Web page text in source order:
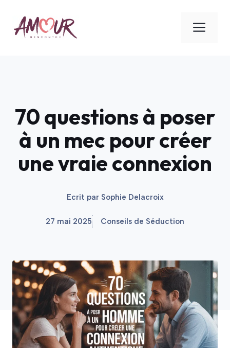
contenu
70 questions à poser
à un mec pour créer
une vraie connexion
Ecrit par Sophie Delacroix
27 mai 2025 Conseils de Séduction